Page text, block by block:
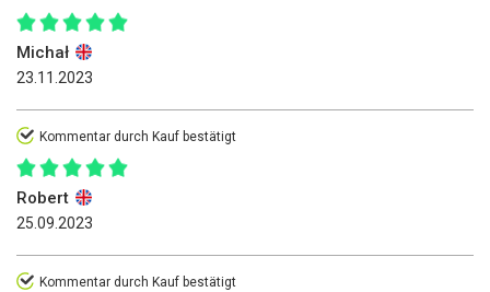
Michał
23.11.2023
Kommentar durch Kauf bestätigt
Robert
25.09.2023
Kommentar durch Kauf bestätigt